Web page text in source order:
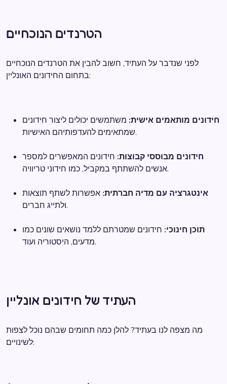
הטרנדים הנוכחיים
לפני שנדבר על העתיד, חשוב להבין את הטרנדים הנוכחיים
בתחום החידונים האונליין:
חידונים מותאמים אישית: משתמשים יכולים ליצור חידונים
שמתאימים להעדפותיהם האישיות.
חידונים מבוססי קבוצות: חידונים המאפשרים למספר
אנשים להשתתף במקביל, כמו חידוני טריוויה.
אינטגרציה עם מדיה חברתית: אפשרות לשתף תוצאות
ולתייג חברים.
תוכן חינוכי: חידונים שמטרתם ללמד נושאים שונים כמו
מדעים, היסטוריה ועוד.
העתיד של חידונים אונליין
מה מצפה לנו בעתיד? להלן כמה תחומים שבהם נוכל לצפות
לשינויים: